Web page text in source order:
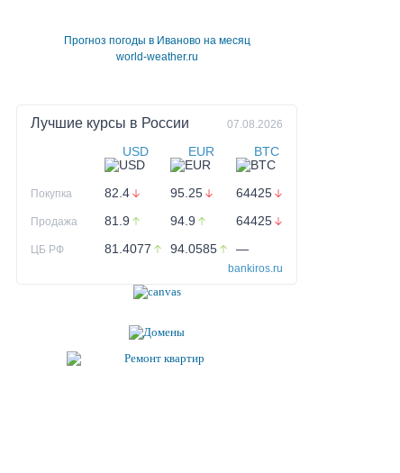
Прогноз погоды в Иваново на месяц
world-weather.ru
Лучшие курсы в России 07.08.2026
USD EUR BTC
Покупка 82.4 95.25 64425
Продажа 81.9 94.9 64425
ЦБ РФ 81.4077 94.0585 —
bankiros.ru